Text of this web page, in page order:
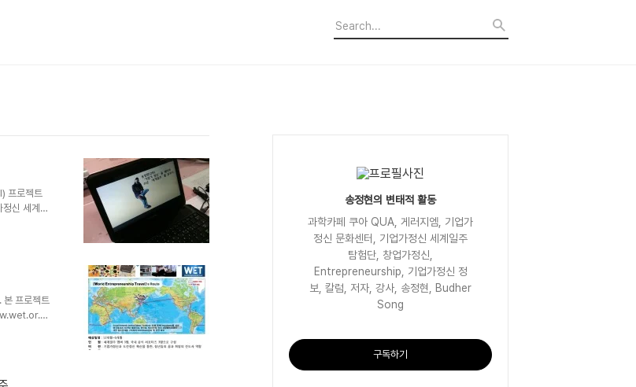
프로젝트
신 세계일
면, 열정
젝트 준비
본 프로젝트
송정현의 변태적 활동
과학카페 쿠아 QUA, 게러지엠, 기업가
정신 문화센터, 기업가정신 세계일주
탐험단, 창업가정신,
Entrepreneurship, 기업가정신 정
보, 칼럼, 저자, 강사, 송정현, Budher
Song
구독하기